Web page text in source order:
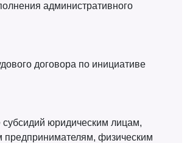
административного
договора по инициативе
субсидий юридическим лицам,
предпринимателям, физическим